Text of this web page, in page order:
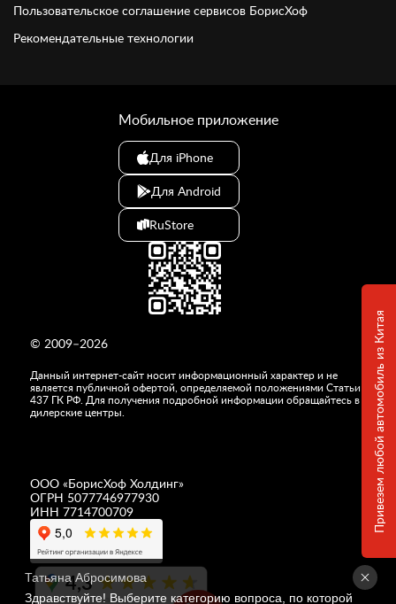
Привезем любой автомобиль из Китая
Пользовательское соглашение сервисов БорисХоф
Рекомендательные технологии
© 2009–2026
Данный интернет-сайт носит информационный характер и не
является публичной офертой, определяемой положениями Статьи
437 ГК РФ. Для получения подробной информации обращайтесь в
дилерские центры.
ООО «БорисХоф Холдинг»
ОГРН 5077746977930
ИНН 7714700709
4,3
Мобильное приложение
Для iPhone
Для Android
RuStore
Татьяна Абросимова
Здравствуйте! Выберите категорию вопроса, по которой